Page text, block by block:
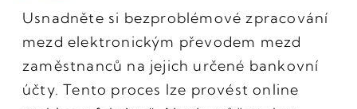
Usnadněte si bezproblémové zpracování
mezd elektronickým převodem mezd
zaměstnanců na jejich určené bankovní
účty. Tento proces lze provést online